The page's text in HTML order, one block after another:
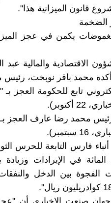
قانون الميزانية هذا".
الضخمة
يكمن في عجز
محمد باقر نوبخت، رئيس
أكتوبر).